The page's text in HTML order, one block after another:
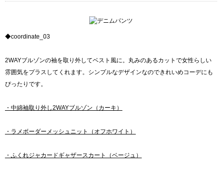
◆coordinate_03
2WAYブルゾンの袖を取り外してベスト風に。丸みのあるカットで女性らしい
雰囲気をプラスしてくれます。シンプルなデザインなのできれいめコーデにも
ぴったりです。
・中綿袖取り外し2WAYブルゾン（カーキ）
・ラメボーダーメッシュニット（オフホワイト）
・ふくれジャカードギャザースカート（ベージュ）